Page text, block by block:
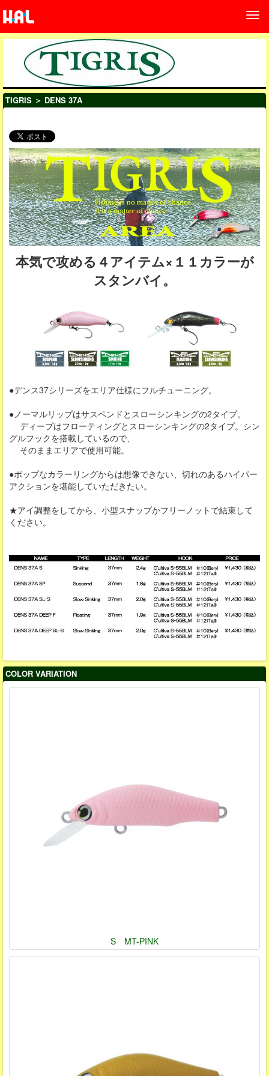
TIGRIS ＞ DENS 37A
本気で攻める４アイテム×１１カラーが
スタンバイ。
●デンス37シリーズをエリア仕様にフルチューニング。
●ノーマルリップはサスペンドとスローシンキングの2タイプ。
ディープはフローティングとスローシンキングの2タイプ。シン
グルフックを搭載しているので、
そのままエリアで使用可能。
●ポップなカラーリングからは想像できない、切れのあるハイパー
アクションを堪能していただきたい。
★アイ調整をしてから、小型スナップかフリーノットで結束して
ください。
COLOR VARIATION
S MT-PINK